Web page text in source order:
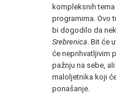
kompleksnih
programima. Ovo
bi dogodilo da
Srebrenica . Bit će
će neprihvatljivim
pažnju na sebe,
maloljetnika koji
ponašanje.